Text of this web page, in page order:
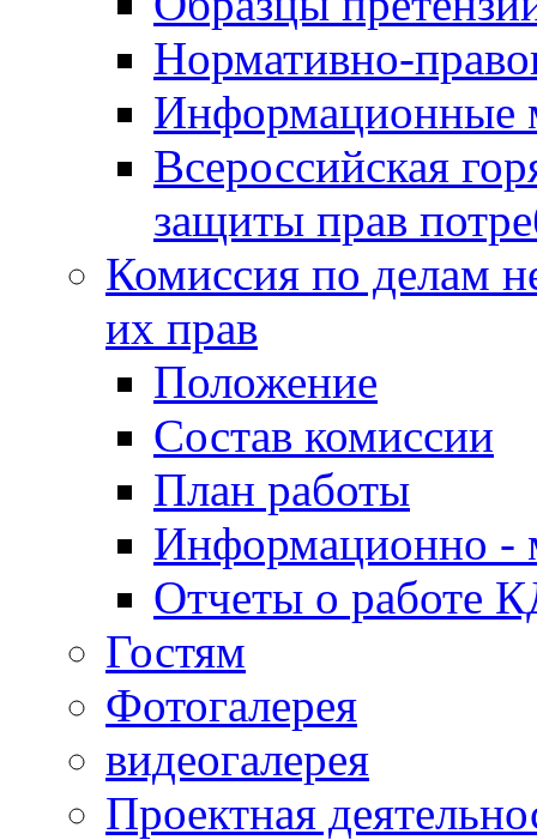
Нормативно-
Информационные
Всероссийская
защиты прав
Комиссия по делам
их прав
Положение
Состав комиссии
План работы
Информационно -
Отчеты о работе
Гостям
Фотогалерея
видеогалерея
Проектная